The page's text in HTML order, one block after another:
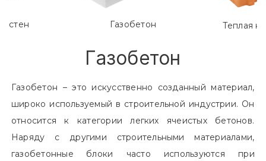
Газобетон Теплая
Газобетон
Газобетон – это искусственно созданный материал,
широко используемый в строительной индустрии. Он
относится к категории легких ячеистых бетонов.
Наряду с другими строительными материалами,
газобетонные блоки часто используются при